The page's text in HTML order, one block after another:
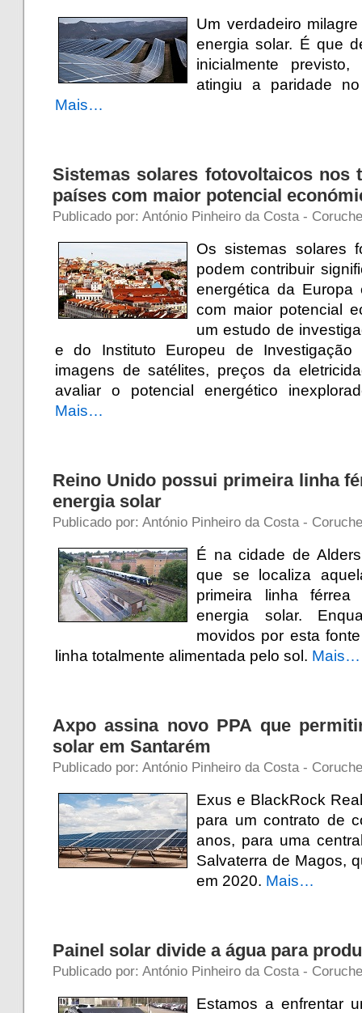
Um verdadeiro
energia solar. É que
inicialmente
atingiu a paridade
Mais…
Sistemas solares fotovoltaicos nos
países com maior potencial
Publicado por: António Pinheiro da Costa -
Os sistemas solares
podem contribuir
energética da
com maior potencial
um estudo de
e do Instituto Europeu de Investigação
imagens de satélites, preços da
avaliar o potencial energético
Mais…
Reino Unido possui primeira linha
energia solar
Publicado por: António Pinheiro da Costa -
É na cidade de
que se localiza
primeira linha
energia solar.
movidos por esta
linha totalmente alimentada pelo sol. Mais…
Axpo assina novo PPA que
solar em Santarém
Publicado por: António Pinheiro da Costa -
Exus e BlackRock
para um contrato de
anos, para uma
Salvaterra de Magos,
em 2020. Mais…
Painel solar divide a água para
Publicado por: António Pinheiro da Costa -
Estamos a enfrentar